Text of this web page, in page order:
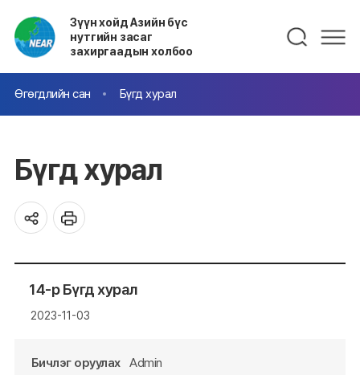
Зүүн хойд Азийн бүс
нутгийн засаг
захиргаадын холбоо
Өгөгдлийн сан Бүгд хурал
Бүгд хурал
14-р Бүгд хурал
2023-11-03
Бичлэг оруулах Admin